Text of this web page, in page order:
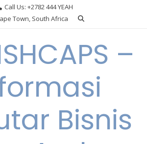
Call Us: +2782 444 YEAH
Town, South Africa
–
Bisnis